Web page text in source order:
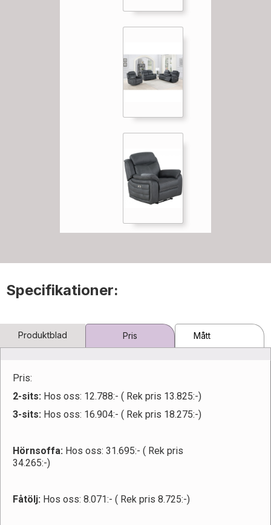
Specifikationer:
Produktblad Pris Mått
Pris:
2-sits: Hos oss: 12.788:- ( Rek pris 13.825:-)
3-sits: Hos oss: 16.904:- ( Rek pris 18.275:-)
Hörnsoffa: Hos oss: 31.695:- ( Rek pris
34.265:-)
Fåtölj: Hos oss: 8.071:- ( Rek pris 8.725:-)